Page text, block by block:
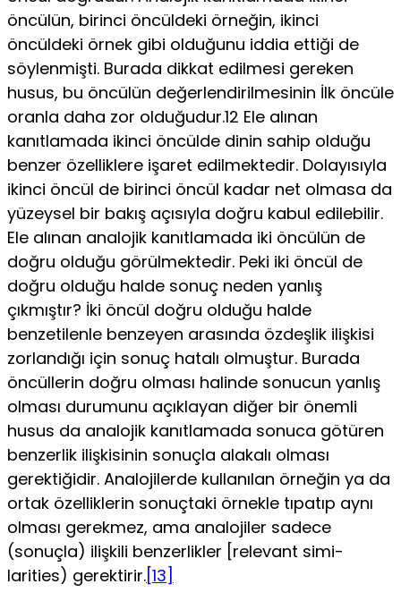
öncülün, birinci öncüldeki örne­ğin, ikinci
öncüldeki örnek gibi olduğunu iddia ettiği de
söy­lenmişti. Burada dikkat edilmesi gereken
husus, bu öncülün değerlendirilmesinin İlk öncüle
oranla daha zor olduğudur.12 Ele alınan
kanıtlamada ikinci öncülde dinin sahip olduğu
benzer özelliklere işaret edilmektedir. Dolayısıyla
ikinci öncül de birinci öncül kadar net olmasa da
yüzeysel bir bakış açısıyla doğru kabul edilebilir.
Ele alınan analojik kanıtlamada iki öncülün de
doğru olduğu görülmektedir. Peki iki öncül de
doğru olduğu halde sonuç neden yanlış
çıkmıştır? İki öncül doğru olduğu halde
benzetilenle benzeyen arasında özdeşlik ilişkisi
zorlandığı için sonuç hatalı olmuştur. Burada
öncül­lerin doğru olması halinde sonucun yanlış
olması durumu­nu açıklayan diğer bir önemli
husus da analojik kanıtlamada sonuca götüren
benzerlik ilişkisinin sonuçla alakalı olması
gerektiğidir. Analojilerde kullanılan örneğin ya da
ortak özel­liklerin sonuçtaki örnekle tıpatıp aynı
olması gerekmez, ama analojiler sadece
(sonuçla) ilişkili benzerlikler [relevant simi-
larities) gerektirir.[13]